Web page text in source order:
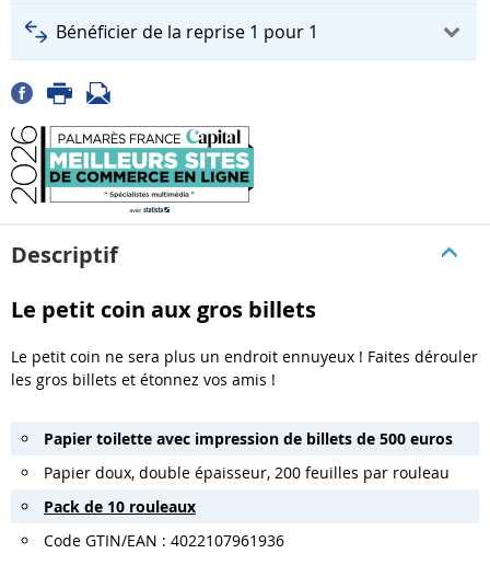
Bénéficier de la reprise 1 pour 1
Descriptif
Le petit coin aux gros billets
Le petit coin ne sera plus un endroit ennuyeux ! Faites dérouler
les gros billets et étonnez vos amis !
Papier toilette avec impression de billets de 500 euros
Papier doux, double épaisseur, 200 feuilles par rouleau
Pack de 10 rouleaux
Code GTIN/EAN : 4022107961936